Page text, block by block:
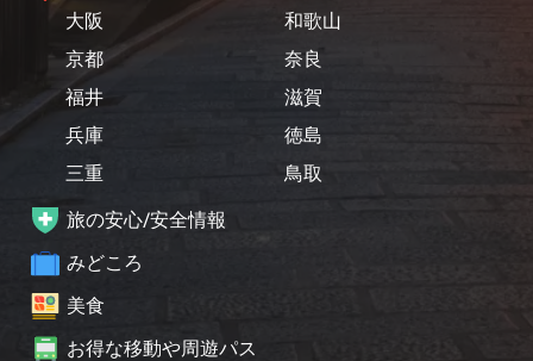
大阪
京都
福井
兵庫
三重
和歌山
奈良
滋賀
徳島
鳥取
旅の安心/安全情報
みどころ
美食
お得な移動や周遊パス